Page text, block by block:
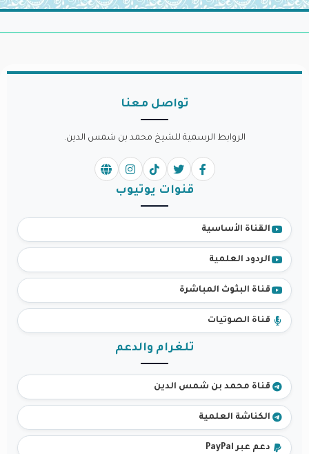
تواصل معنا
الروابط الرسمية للشيخ محمد بن شمس الدين.
قنوات يوتيوب
القناة الأساسية
الردود العلمية
قناة البثوث المباشرة
قناة الصوتيات
تلغرام والدعم
قناة محمد بن شمس الدين
الكناشة العلمية
دعم عبر PayPal